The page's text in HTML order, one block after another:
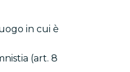
in cui è
(art. 8